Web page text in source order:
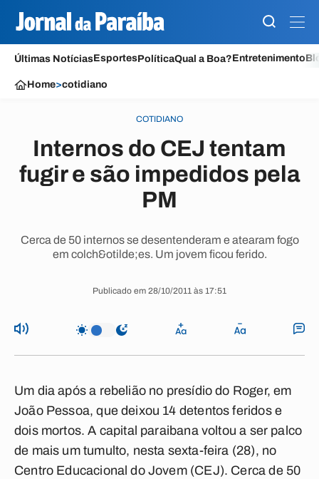
Últimas NotíciasEsportesPolíticaQual a Boa?Entretenimento
Home>cotidiano
COTIDIANO
Internos do CEJ tentam
fugir e são impedidos pela
PM
Cerca de 50 internos se desentenderam e atearam fogo
em colch&otilde;es. Um jovem ficou ferido.
Publicado em 28/10/2011 às 17:51
Um dia após a rebelião no presídio do Roger, em
João Pessoa, que deixou 14 detentos feridos e
dois mortos. A capital paraibana voltou a ser palco
de mais um tumulto, nesta sexta-feira (28), no
Centro Educacional do Jovem (CEJ). Cerca de 50